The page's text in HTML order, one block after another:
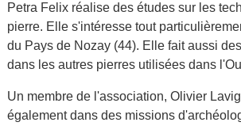
Petra Felix réalise des études sur les
pierre. Elle s'intéresse tout
du Pays de Nozay (44). Elle fait aussi
dans les autres pierres utilisées dans
Un membre de l'association, Olivier
également dans des missions